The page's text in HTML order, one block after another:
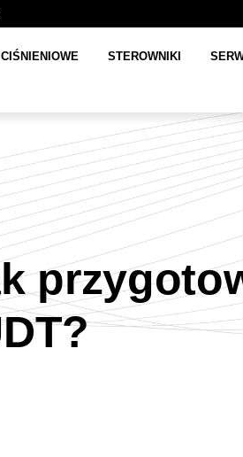
STEROWNIKI